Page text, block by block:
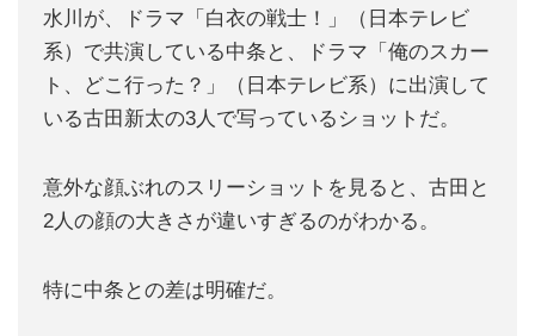
水川が、ドラマ「白衣の戦士！」（日本テレビ
系）で共演している中条と、ドラマ「俺のスカー
ト、どこ行った？」（日本テレビ系）に出演して
いる古田新太の3人で写っているショットだ。
意外な顔ぶれのスリーショットを見ると、古田と
2人の顔の大きさが違いすぎるのがわかる。
特に中条との差は明確だ。